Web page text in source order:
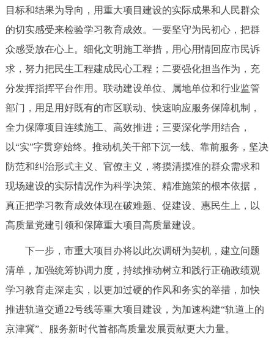
ENGLISH 한국어 日本語
DEUTSCH FRANÇAIS РУССКИЙ ЯЗЫК
العربية
回到顶部
目标和结果为导向，用重大项目建设的实际成果和人民群众
的切实感受来检验学习教育成效。一要坚守为民初心，把群
众感受放在心上。细化文明施工举措，用心用情回应市民诉
求，努力把民生工程建成民心工程；二要强化担当作为，充
分发挥指挥平台作用。联动建设单位、属地单位和行业监管
部门，用足用好既有的市区联动、快速响应服务保障机制，
全力保障项目连续施工、高效推进；三要深化学用结合，
以“实”字贯穿始终。推动机关干部下沉一线、靠前服务，坚决
防范和纠治形式主义、官僚主义，将摸清摸准的群众需求和
现场建设的实际情况作为科学决策、精准施策的根本依据，
真正把学习教育成效体现在破难题、促建设、惠民生上，以
高质量党建引领和保障重大项目高质量建设。
下一步，市重大项目办将以此次调研为契机，建立问题
清单，加强统筹协调力度，持续推动树立和践行正确政绩观
学习教育走深走实，以更加过硬的作风和务实的举措，加快
推进轨道交通22号线等重大项目建设，为加速构建“轨道上的
京津冀”、服务新时代首都高质量发展贡献更大力量。